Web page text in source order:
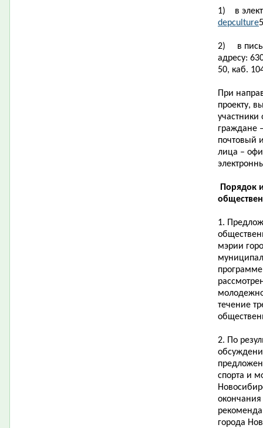
1)
в
depculture
2)
в
адресу:
50, каб.
При
проекту,
граждане
почтовый
лица –
Порядок
1.
мэрии
течение
2. По
спорта и
города